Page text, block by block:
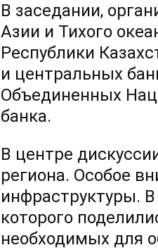
В заседании,
Азии и Тихого
Республики
и центральных
Объединенных
банка.
В центре
региона. Особое
инфраструктуры.
которого
необходимых для